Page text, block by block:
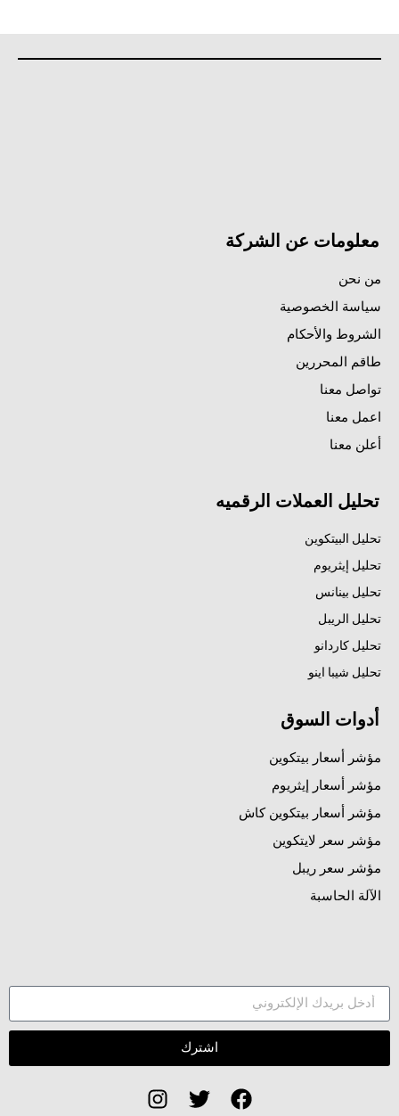
معلومات عن الشركة
من نحن
سياسة الخصوصية
الشروط والأحكام
طاقم المحررين
تواصل معنا
اعمل معنا
أعلن معنا
تحليل العملات الرقميه
تحليل البيتكوين
تحليل إيثريوم
تحليل بينانس
تحليل الريبل
تحليل كاردانو
تحليل شيبا اينو
أدوات السوق
مؤشر أسعار بيتكوين
مؤشر أسعار إيثريوم
مؤشر أسعار بيتكوين كاش
مؤشر سعر لايتكوين
مؤشر سعر ريبل
الآلة الحاسبة
اشترك